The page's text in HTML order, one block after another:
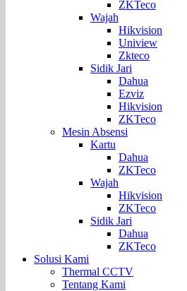
ZKTeco
Wajah
Hikvision
Uniview
Zkteco
Sidik Jari
Dahua
Ezviz
Hikvision
ZKTeco
Mesin Absensi
Kartu
Dahua
ZKTeco
Wajah
Hikvision
ZKTeco
Sidik Jari
Dahua
ZKTeco
Solusi Kami
Thermal CCTV
Tentang Kami